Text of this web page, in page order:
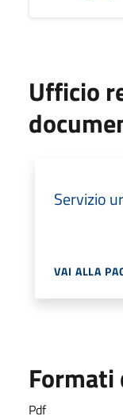
Ufficio
Servizio
VAI ALLA
Pdf